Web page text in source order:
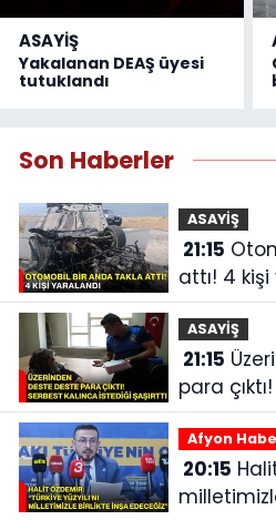
ASAYİŞ
Yakalanan DEAŞ üyesi
tutuklandı
Son Haberler
ASAYİŞ
21:15
attı! 4
ASAYİŞ
21:15
para
istediği
Afyon
20:15